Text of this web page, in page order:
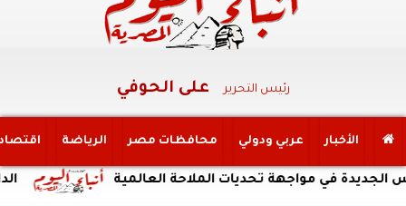
رئيس التحرير على الحوفي
الأخبار عربي ودولي محافظات مصر الرياضة
مواجهة تحديات الملاحة العالمية